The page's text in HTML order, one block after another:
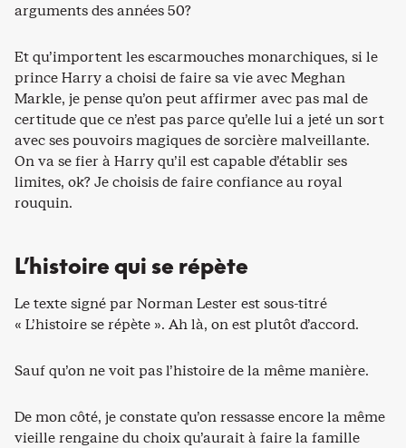
arguments des années 50?
Et qu’importent les escarmouches monarchiques, si le
prince Harry a choisi de faire sa vie avec Meghan
Markle, je pense qu’on peut affirmer avec pas mal de
certitude que ce n’est pas parce qu’elle lui a jeté un sort
avec ses pouvoirs magiques de sorcière malveillante.
On va se fier à Harry qu’il est capable d’établir ses
limites, ok? Je choisis de faire confiance au royal
rouquin.
L’histoire qui se répète
Le texte signé par Norman Lester est sous-titré
« L’histoire se répète ». Ah là, on est plutôt d’accord.
Sauf qu’on ne voit pas l’histoire de la même manière.
De mon côté, je constate qu’on ressasse encore la même
vieille rengaine du choix qu’aurait à faire la famille